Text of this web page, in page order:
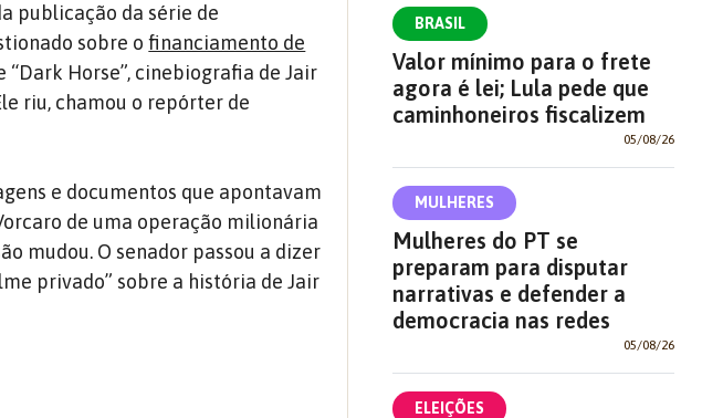
publicação da série de
sobre ofinanciamento de
“Dark Horse”, cinebiografia de Jair
riu, chamou o repórter de
e documentos que apontavam
de uma operação milionária
mudou. O senador passou a dizer
privado” sobre a história de Jair
BRASIL
Valor mínimo para o frete
agora é lei; Lula pede que
caminhoneiros fiscalizem
05/08/26
MULHERES
Mulheres do PT se
preparam para disputar
narrativas e defender a
democracia nas redes
05/08/26
ELEIÇÕES